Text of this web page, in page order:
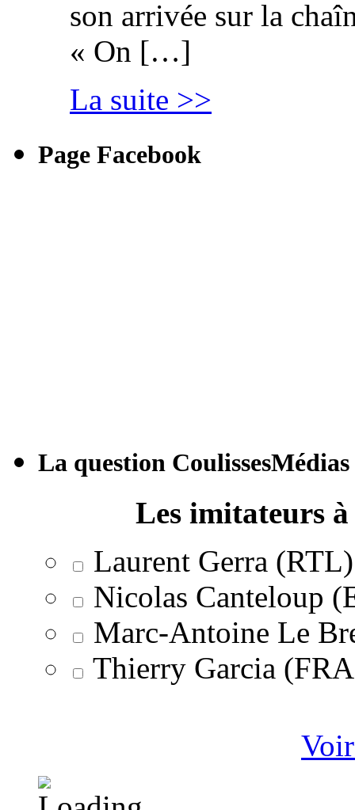
son arrivée sur la
« On […]
La suite >>
Page Facebook
La question CoulissesMédias
Les imitateurs
Laurent Gerra (RTL)
Nicolas Canteloup
Marc-Antoine Le
Thierry Garcia